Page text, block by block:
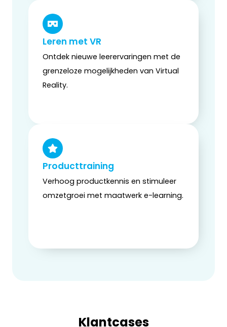
Leren met VR
Ontdek nieuwe leerervaringen met de
grenzeloze mogelijkheden van Virtual
Reality.
Producttraining
Verhoog productkennis en stimuleer
omzetgroei met maatwerk e-learning.
Klantcases